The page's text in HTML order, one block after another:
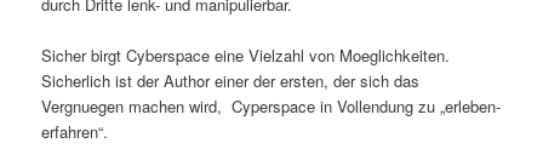
Sicher birgt Cyberspace eine Vielzahl von Moeglichkeiten.
Sicherlich ist der Author einer der ersten, der sich das
Vergnuegen machen wird, Cyperspace in Vollendung zu „erleben-
erfahren“.